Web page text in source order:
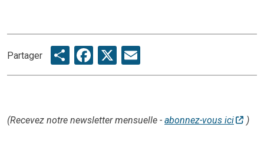
Partager ShareFacebook
X
(Recevez notre newsletter mensuelle - abonnez-vous ici )